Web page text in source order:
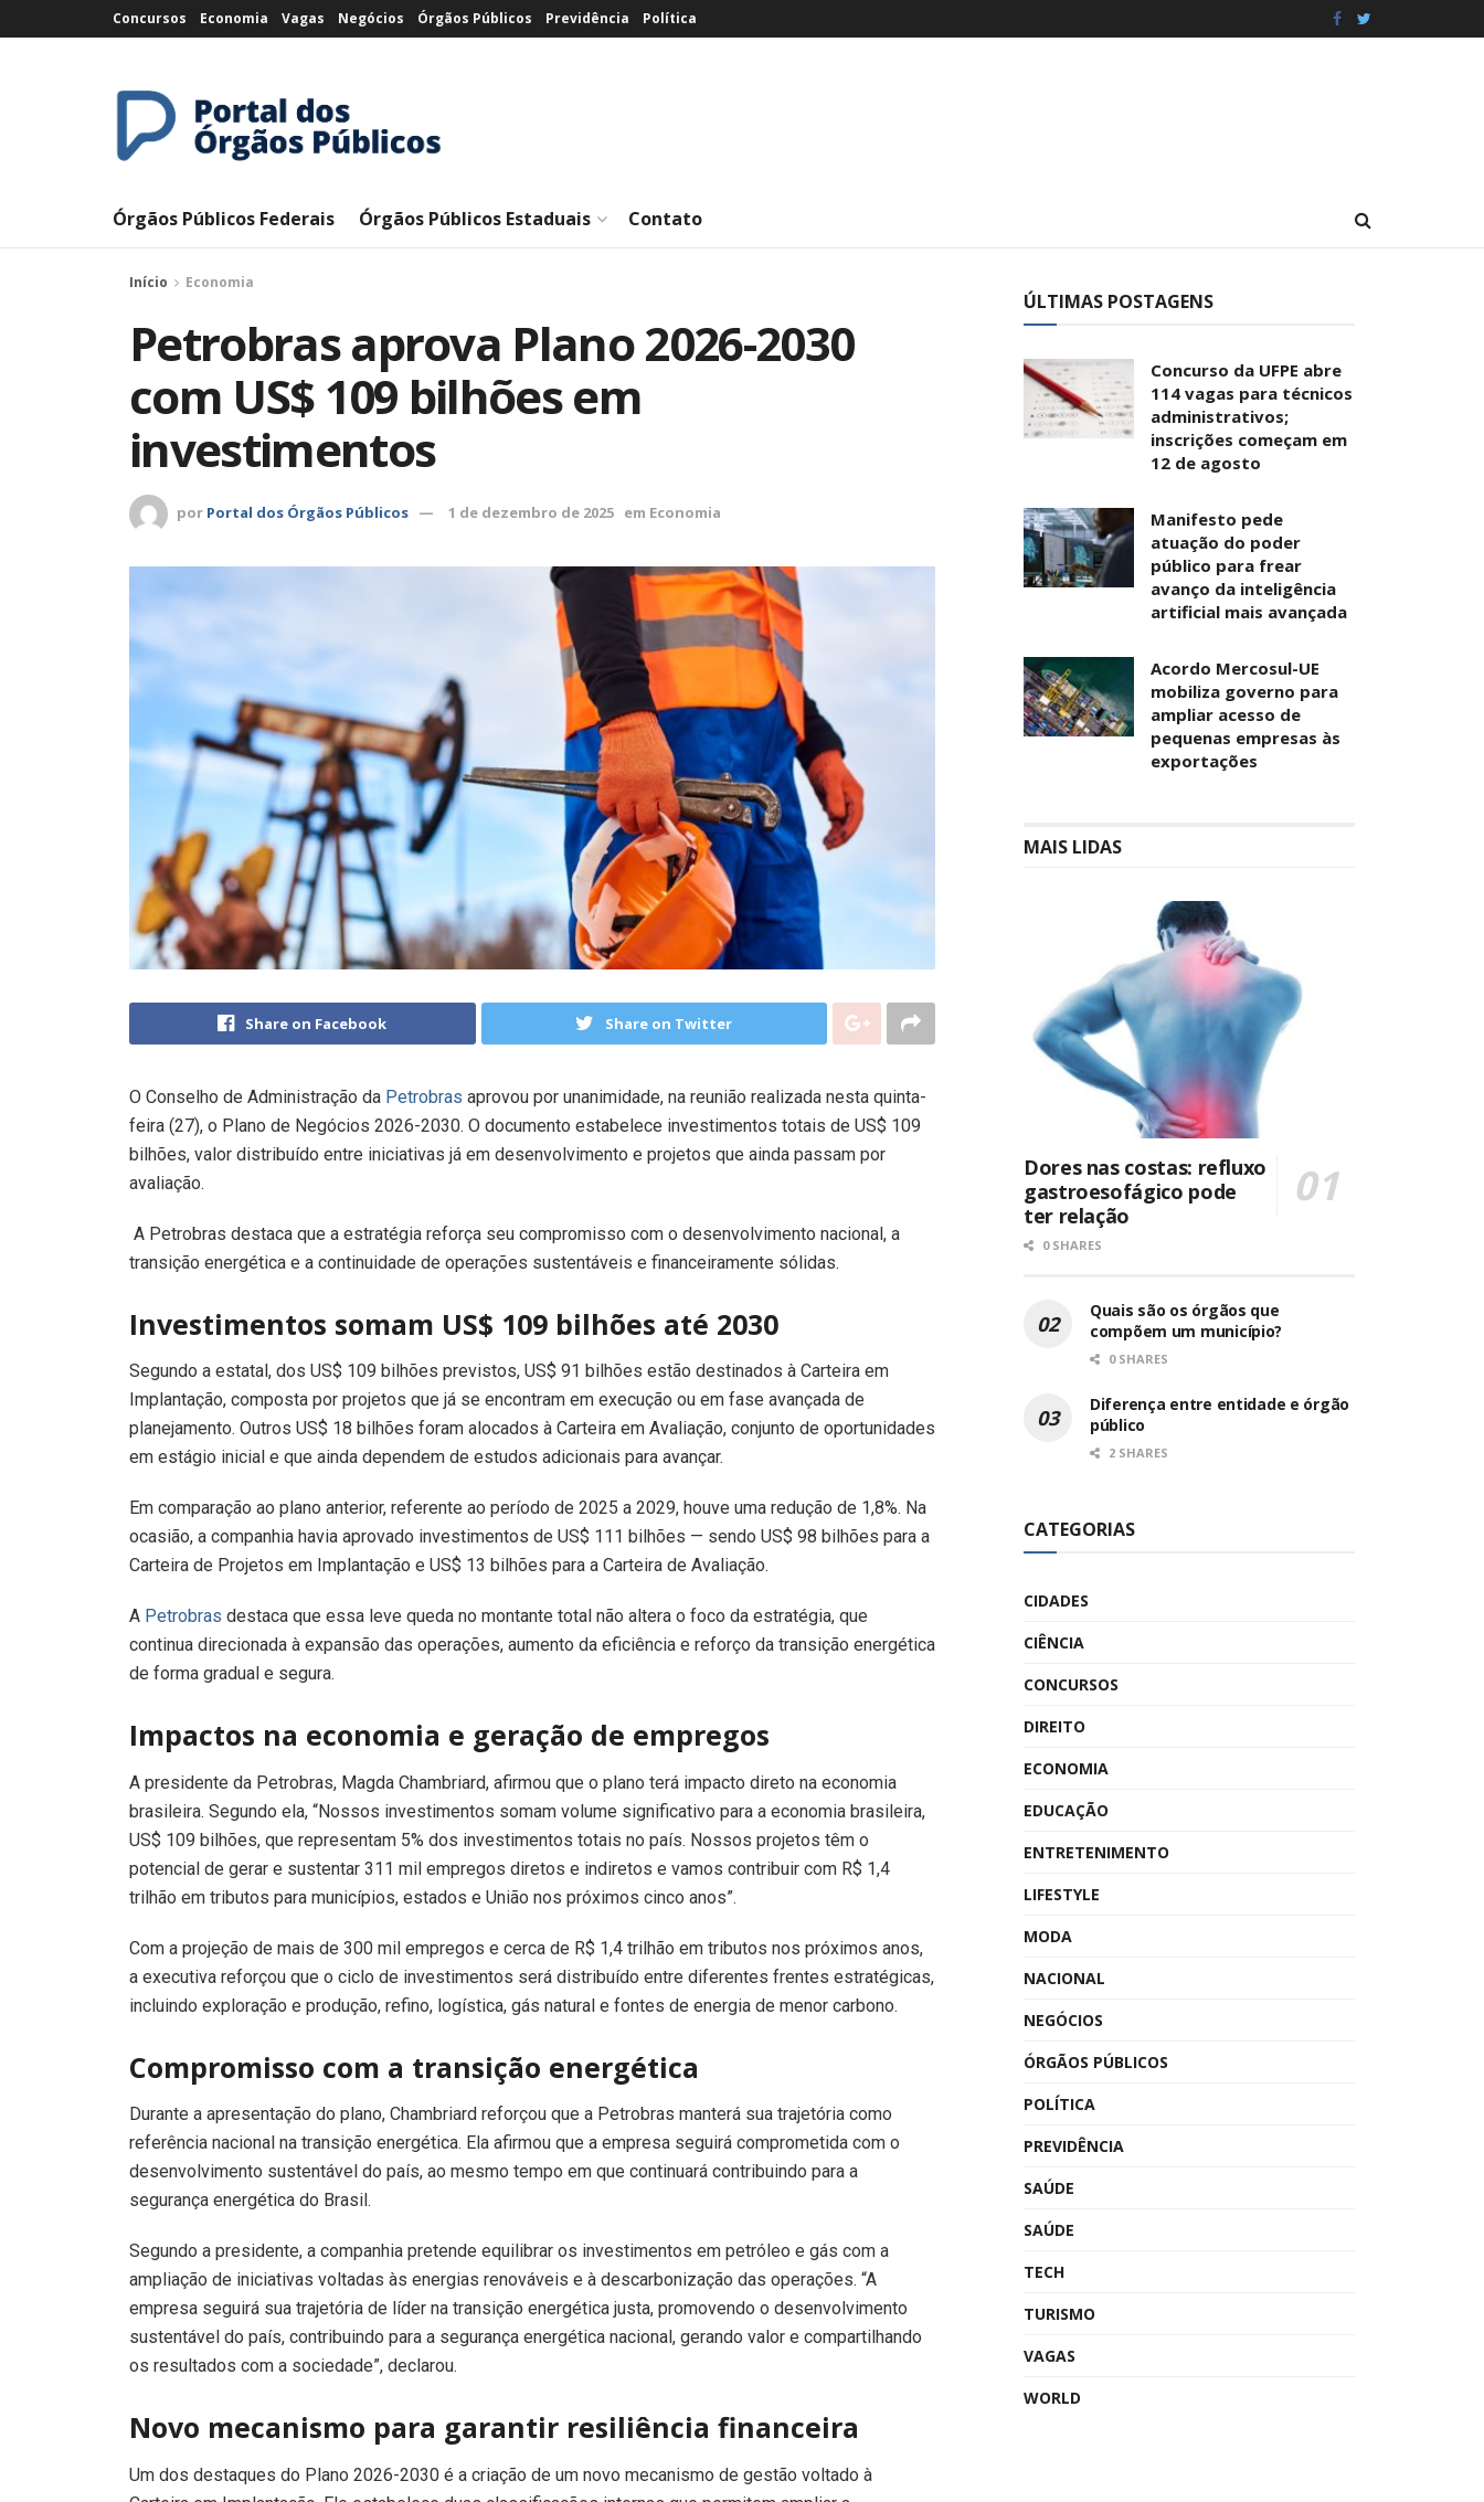
Concursos Economia Vagas Negócios Órgãos Públicos Previdência Política
Órgãos Públicos Federais Órgãos Públicos Estaduais Contato
Início Economia
Petrobras aprova Plano 2026-2030
com US$ 109 bilhões em
investimentos
por Portal dos Órgãos Públicos 1 de dezembro de 2025 em Economia
Share on Facebook Share on Twitter
O Conselho de Administração da Petrobras aprovou por unanimidade, na reunião realizada nesta quinta-
feira (27), o Plano de Negócios 2026-2030. O documento estabelece investimentos totais de US$ 109
bilhões, valor distribuído entre iniciativas já em desenvolvimento e projetos que ainda passam por
avaliação.
A Petrobras destaca que a estratégia reforça seu compromisso com o desenvolvimento nacional, a
transição energética e a continuidade de operações sustentáveis e financeiramente sólidas.
Investimentos somam US$ 109 bilhões até 2030
Segundo a estatal, dos US$ 109 bilhões previstos, US$ 91 bilhões estão destinados à Carteira em
Implantação, composta por projetos que já se encontram em execução ou em fase avançada de
planejamento. Outros US$ 18 bilhões foram alocados à Carteira em Avaliação, conjunto de oportunidades
em estágio inicial e que ainda dependem de estudos adicionais para avançar.
Em comparação ao plano anterior, referente ao período de 2025 a 2029, houve uma redução de 1,8%. Na
ocasião, a companhia havia aprovado investimentos de US$ 111 bilhões — sendo US$ 98 bilhões para a
Carteira de Projetos em Implantação e US$ 13 bilhões para a Carteira de Avaliação.
A Petrobras destaca que essa leve queda no montante total não altera o foco da estratégia, que
continua direcionada à expansão das operações, aumento da eficiência e reforço da transição energética
de forma gradual e segura.
Impactos na economia e geração de empregos
A presidente da Petrobras, Magda Chambriard, afirmou que o plano terá impacto direto na economia
brasileira. Segundo ela, “Nossos investimentos somam volume significativo para a economia brasileira,
US$ 109 bilhões, que representam 5% dos investimentos totais no país. Nossos projetos têm o
potencial de gerar e sustentar 311 mil empregos diretos e indiretos e vamos contribuir com R$ 1,4
trilhão em tributos para municípios, estados e União nos próximos cinco anos”.
Com a projeção de mais de 300 mil empregos e cerca de R$ 1,4 trilhão em tributos nos próximos anos,
a executiva reforçou que o ciclo de investimentos será distribuído entre diferentes frentes estratégicas,
incluindo exploração e produção, refino, logística, gás natural e fontes de energia de menor carbono.
Compromisso com a transição energética
Durante a apresentação do plano, Chambriard reforçou que a Petrobras manterá sua trajetória como
referência nacional na transição energética. Ela afirmou que a empresa seguirá comprometida com o
desenvolvimento sustentável do país, ao mesmo tempo em que continuará contribuindo para a
segurança energética do Brasil.
Segundo a presidente, a companhia pretende equilibrar os investimentos em petróleo e gás com a
ampliação de iniciativas voltadas às energias renováveis e à descarbonização das operações. “A
empresa seguirá sua trajetória de líder na transição energética justa, promovendo o desenvolvimento
sustentável do país, contribuindo para a segurança energética nacional, gerando valor e compartilhando
os resultados com a sociedade”, declarou.
Novo mecanismo para garantir resiliência financeira
Um dos destaques do Plano 2026-2030 é a criação de um novo mecanismo de gestão voltado à
ÚLTIMAS POSTAGENS
Concurso da UFPE abre
114 vagas para técnicos
administrativos;
inscrições começam em
12 de agosto
Manifesto pede
atuação do poder
público para frear
avanço da inteligência
artificial mais avançada
Acordo Mercosul-UE
mobiliza governo para
ampliar acesso de
pequenas empresas às
exportações
MAIS LIDAS
Dores nas costas: refluxo
gastroesofágico pode
ter relação
0 SHARES
Quais são os órgãos que
compõem um município?
0 SHARES
Diferença entre entidade e órgão
público
2 SHARES
CATEGORIAS
CIDADES
CIÊNCIA
CONCURSOS
DIREITO
ECONOMIA
EDUCAÇÃO
ENTRETENIMENTO
LIFESTYLE
MODA
NACIONAL
NEGÓCIOS
ÓRGÃOS PÚBLICOS
POLÍTICA
PREVIDÊNCIA
SAÚDE
SAÚDE
TECH
TURISMO
VAGAS
WORLD